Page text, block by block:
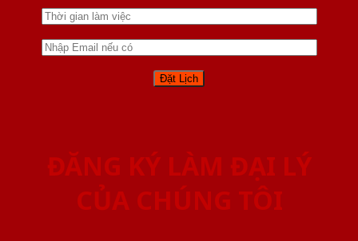
ĐĂNG KÝ LÀM ĐẠI LÝ
CỦA CHÚNG TÔI